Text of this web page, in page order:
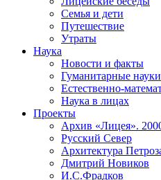
Семья и дети
Путешествие
Утраты
Наука
Новости и факты
Гуманитарные науки
Естественно-
Наука в лицах
Проекты
Архив «Лицея».
Русский Север
Архитектура
Дмитрий Новиков
И.С.Фрадков